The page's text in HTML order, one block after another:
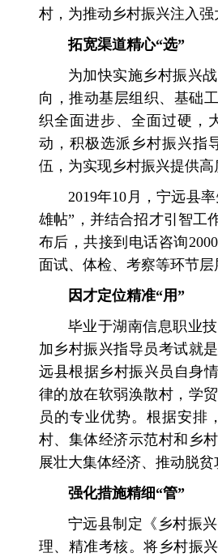
村，为推动乡村振兴注入强
拓宽渠道精心“选”
为加快实施乡村振兴
向，推动基层组织、基础
织全面进步、全面过硬，
动，积极选派乡村振兴指
伍，为实现乡村振兴提供
2019年10月，宁远县
雄帖”，并结合招才引智工
布后，共接到电话咨询
面试、体检、考察等环节层
因才定位精准“用”
毕业于湖南信息职业
加乡村振兴指导员考试就
远县根据乡村振兴员自身
律的放在软弱涣散村，学
员的专业优势。根据安排
村、集体经济示范村和乡
展壮大集体经济、推动脱
强化措施精细“管”
宁远县制定《乡村振
理、精准考核。将乡村振